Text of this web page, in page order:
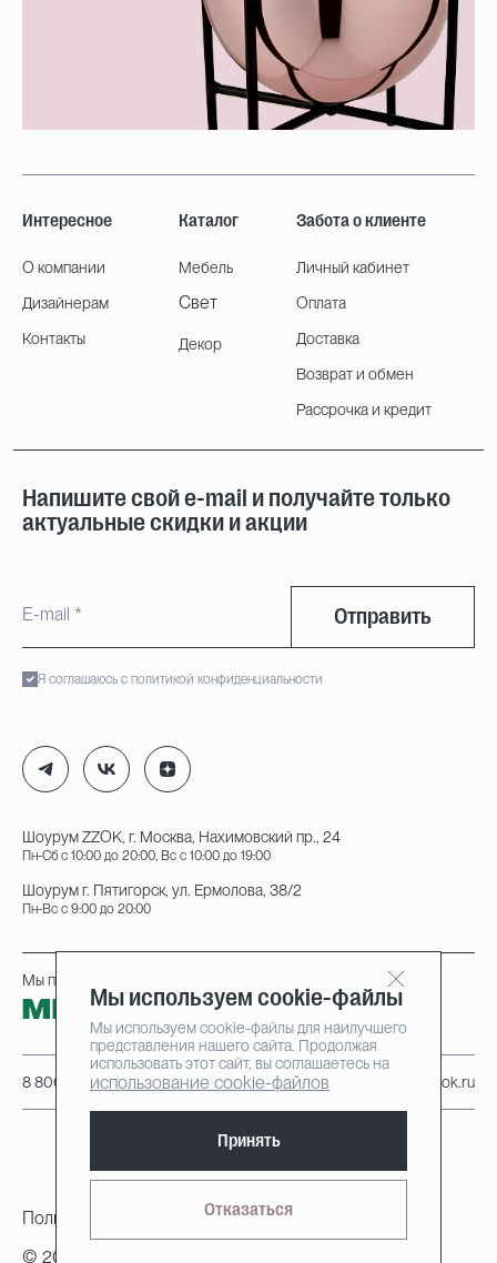
Интересное
О компании
Дизайнерам
Контакты
Каталог
Мебель
Свет
Декор
Забота о клиенте
Личный кабинет
Оплата
Доставка
Возврат и обмен
Рассрочка и кредит
Напишите свой e-mail и получайте только
актуальные скидки и акции
Отправить
Я соглашаюсь с политикой конфиденциальности
Шоурум ZZOK, г. Москва, Нахимовский пр., 24
Пн-Сб с 10:00 до 20:00, Вс с 10:00 до 19:00
Шоурум г. Пятигорск, ул. Ермолова, 38/2
Пн-Вс с 9:00 до 20:00
8 800 222-95-25 info@zzok.ru
Мы принимаем к оплате:
© 2010-2026, ZZOK
Политика конфиденциальности
Мы используем cookie-файлы
Мы используем cookie-файлы для наилучшего
представления нашего сайта. Продолжая
использовать этот сайт, вы соглашаетесь на
использование cookie-файлов
Принять
Отказаться